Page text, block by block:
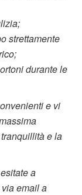
strettamente
durante le
e vi
e la
a
email a